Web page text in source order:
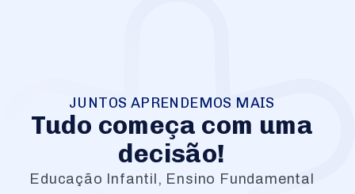
JUNTOS APRENDEMOS MAIS
Tudo começa com uma
decisão!
Educação Infantil, Ensino Fundamental